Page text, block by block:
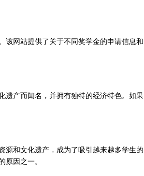
该网站提供了关于不同奖学金的申请信息和
遗产而闻名，并拥有独特的经济特色。如果
源和文化遗产，成为了吸引越来越多学生的
原因之一。